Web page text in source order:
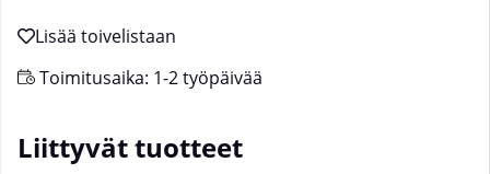
Toimitusaika: 1-2 työpäivää
Liittyvät tuotteet